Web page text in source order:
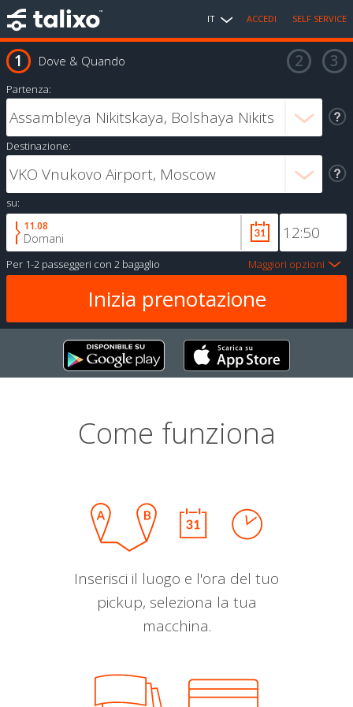
IT ACCEDI SELF SERVICE
Dove & Quando
Partenza:
Destinazione:
su:
11.08
Domani
Per 1-2 passeggeri con 2 bagaglio Maggiori opzioni
Come funziona
Inserisci il luogo e l'ora del tuo
pickup, seleziona la tua
macchina.